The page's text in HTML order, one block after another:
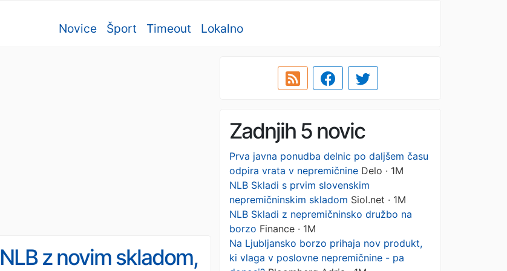
Novice Šport Timeout Lokalno
Zadnjih 5 novic
Prva javna ponudba delnic po daljšem času
odpira vrata v nepremičnine Delo · 1M
NLB Skladi s prvim slovenskim
nepremičninskim skladom Siol.net · 1M
NLB Skladi z nepremičninsko družbo na
borzo Finance · 1M
Na Ljubljansko borzo prihaja nov produkt,
ki vlaga v poslovne nepremičnine - pa
NLB z novim skladom,